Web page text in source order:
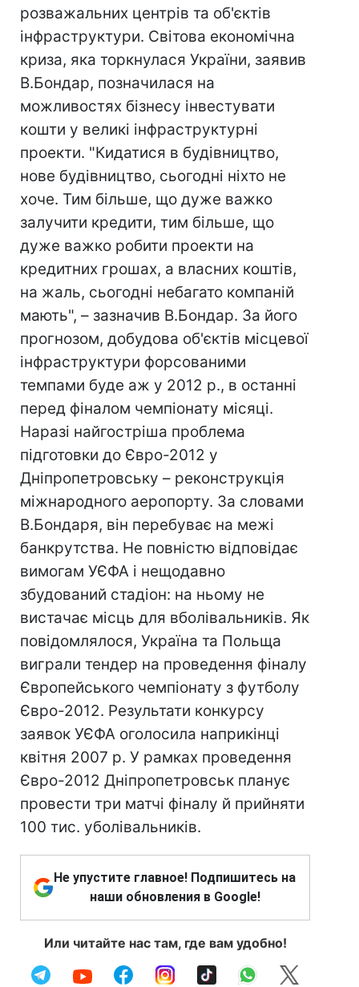
розважальних центрів та об'єктів
інфраструктури. Світова економічна
криза, яка торкнулася України, заявив
В.Бондар, позначилася на
можливостях бізнесу інвестувати
кошти у великі інфраструктурні
проекти. "Кидатися в будівництво,
нове будівництво, сьогодні ніхто не
хоче. Тим більше, що дуже важко
залучити кредити, тим більше, що
дуже важко робити проекти на
кредитних грошах, а власних коштів,
на жаль, сьогодні небагато компаній
мають", – зазначив В.Бондар. За його
прогнозом, добудова об'єктів місцевої
інфраструктури форсованими
темпами буде аж у 2012 р., в останні
перед фіналом чемпіонату місяці.
Наразі найгостріша проблема
підготовки до Євро-2012 у
Дніпропетровську – реконструкція
міжнародного аеропорту. За словами
В.Бондаря, він перебуває на межі
банкрутства. Не повністю відповідає
вимогам УЄФА і нещодавно
збудований стадіон: на ньому не
вистачає місць для вболівальників. Як
повідомлялося, Україна та Польща
виграли тендер на проведення фіналу
Європейського чемпіонату з футболу
Євро-2012. Результати конкурсу
заявок УЄФА оголосила наприкінці
квітня 2007 р. У рамках проведення
Євро-2012 Дніпропетровськ планує
провести три матчі фіналу й прийняти
100 тис. уболівальників.
Не упустите главное! Подпишитесь на
наши обновления в Google!
Или читайте нас там, где вам удобно!